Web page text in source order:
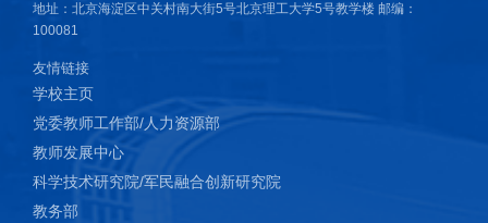
Correlating the gradient nitrogen doping and electromagnetic
Compounds, 2020, 157113.
6) Mingqiang Ning, Boya Kuang, Zhiling Hou, Lin Wang, Jingbo
Li*, Yongjie Zhao, Haibo Jin*, Layer by layer 2D MoS2/rGO
地址：北京海淀区中关村南大街5号北京理工大学5号教学楼 邮编：
100081
友情链接
学校主页
党委教师工作部/人力资源部
教师发展中心
科学技术研究院/军民融合创新研究院
教务部